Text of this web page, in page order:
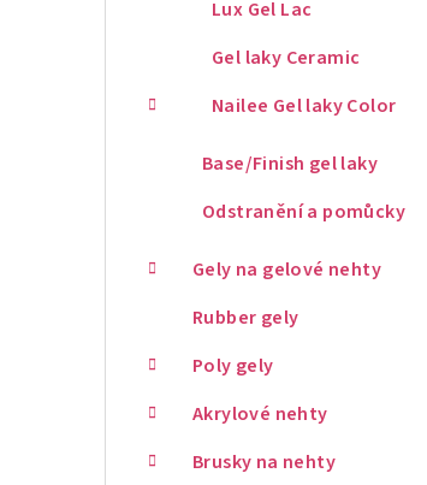
Lux Gel Lac
Gel laky Ceramic
Nailee Gel laky Color
Base/Finish gel laky
Odstranění a pomůcky
Gely na gelové nehty
Rubber gely
Poly gely
Akrylové nehty
Brusky na nehty